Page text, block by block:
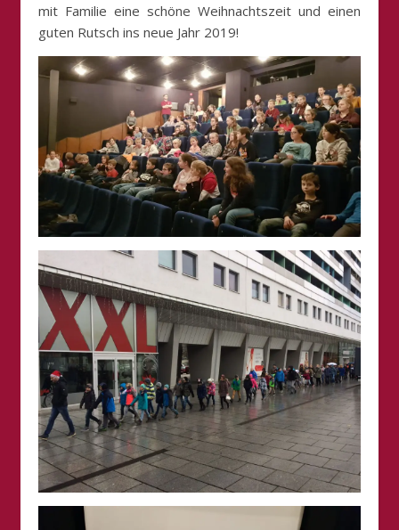
mit Familie eine schöne Weihnachtszeit und einen
guten Rutsch ins neue Jahr 2019!